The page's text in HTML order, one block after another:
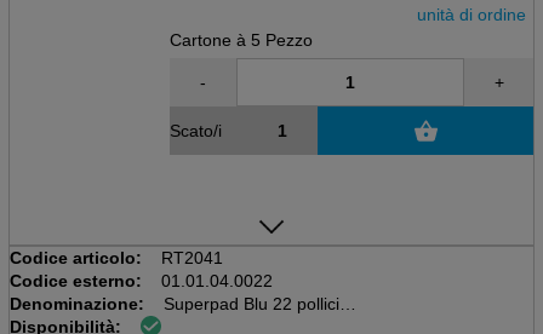
unità di ordine
Cartone à 5 Pezzo
- +
Scato/i
Codice articolo:
RT2041
Codice esterno:
01.01.04.0022
Denominazione:
Superpad Blu 22 pollici
Disponibilità: